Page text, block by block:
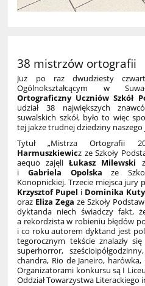
38 mistrzów ortografii
Już po raz dwudziesty
Ogólnokształcącym w
Ortograficzny Uczniów Szkół
udział 38 największych
suwalskich szkół, było to więc
tej jakże trudnej dziedziny naszego
Tytuł „Mistrza Ortografii
Harmuszkiewicz ze Szkoły
aequo zajęliŁukasz Milewski
i Gabriela Opolska ze
Konopnickiej. Trzecie miejsca jury
Krzysztof Pupel i Dominika
oraz Eliza Zega ze Szkoły
dyktanda niech świadczy fakt,
a rekordzista w robieniu błędów
i co roku autorem dyktand jest
tegorocznym tekście znalazły
superhorror,
chandra, Rio de Janeiro,
Organizatorami konkursu są I
Oddział Towarzystwa Literackiego